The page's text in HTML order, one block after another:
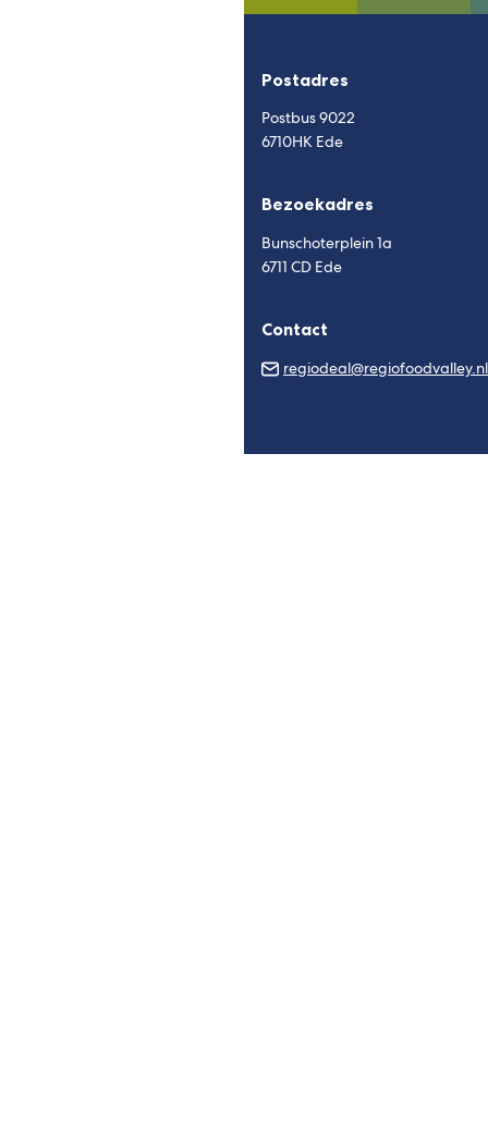
Postadres
Postbus 9022
6710HK Ede
Bezoekadres
Bunschoterplein 1a
6711 CD Ede
Contact
regiodeal@regiofoodvalley.nl